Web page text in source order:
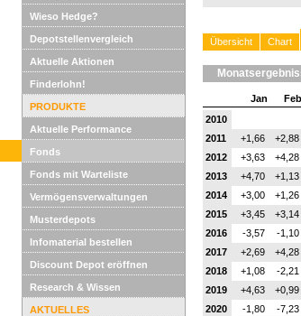
Wieso Hedge?
Depotstellenvergleich
Aktuelle Aktionen
Finderlohn!
PRODUKTE
Aktuelle Performance
Fonds
Fonds mit Warteliste
Vermögensverwaltungen
Musterdepots
Infomaterial bestellen
Discount Depot eröffnen
Research & Wissen
AKTUELLES
Übersicht Chart
Jan Feb
2010
2011
+1,66 +2,88
2012
+3,63 +4,28
2013
+4,70 +1,13
2014
+3,00 +1,26
2015
+3,45 +3,14
2016
-3,57 -1,10
2017
+2,69 +4,28
2018
+1,08 -2,21
2019
+4,63 +0,99
2020
-1,80 -7,23